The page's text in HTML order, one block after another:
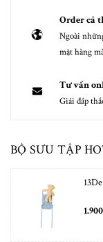
Order cả
Ngoài
mặt hàng
Tư vấn
Giải đáp
BỘ SƯU TẬP